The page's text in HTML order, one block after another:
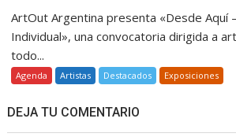
ArtOut Argentina presenta «Desde Aquí
Individual», una convocatoria dirigida a
todo...
Agenda Artistas Destacados Exposiciones
DEJA TU COMENTARIO